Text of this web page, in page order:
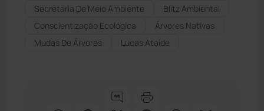
Secretaria De Meio Ambiente
Blitz Ambiental
Conscientização Ecológica
Árvores Nativas
Mudas De Árvores
Lucas Ataíde